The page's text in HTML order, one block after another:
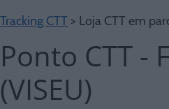
Tracking CTT > Loja CTT em
Ponto CTT -
(VISEU)